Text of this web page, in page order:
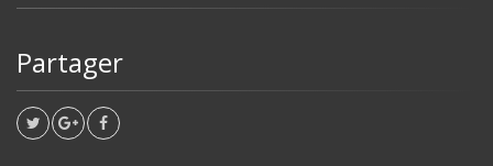
Partager